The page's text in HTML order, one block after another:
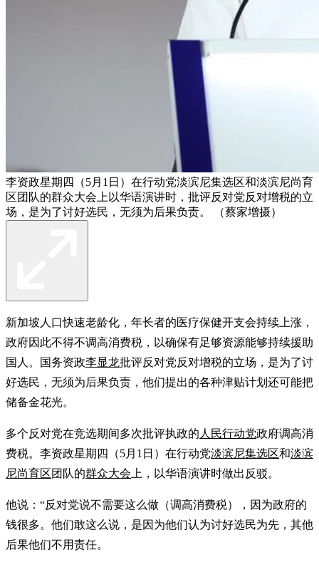
李资政星期四（5月1日）在行动党淡滨尼集选区和淡滨尼尚育
区团队的群众大会上以华语演讲时，批评反对党反对增税的立
场，是为了讨好选民，无须为后果负责。 （蔡家增摄）
新加坡人口快速老龄化，年长者的医疗保健开支会持续上涨，
政府因此不得不调高消费税，以确保有足够资源能够持续援助
国人。国务资政李显龙批评反对党反对增税的立场，是为了讨
好选民，无须为后果负责，他们提出的各种津贴计划还可能把
储备金花光。
多个反对党在竞选期间多次批评执政的 人民行动党政府调高消
费税。李资政星期四（5月1日）在行动党淡滨尼集选区和淡滨
尼尚育区团队的群众大会 上，以华语演讲时做出反驳。
他说：“反对党说不需要这么做（调高消费税），因为政府的
钱很多。他们敢这么说，是因为他们认为讨好选民为先，其他
后果他们不用责任。